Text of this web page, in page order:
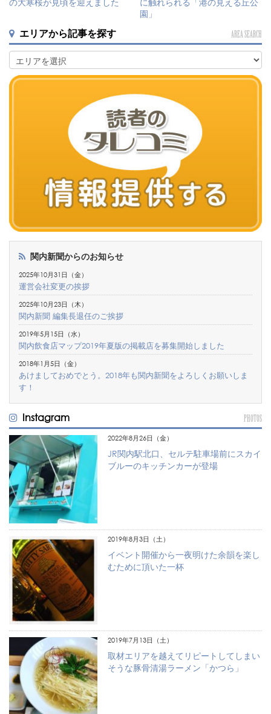
に触れられる「港の見える丘公
園」
エリアから記事を探す AREA SEARCH
関内新聞からのお知らせ
2025年10月31日（金）
運営会社変更の挨拶
2025年10月23日（木）
関内新聞 編集長退任のご挨拶
2019年5月15日（水）
関内飲食店マップ2019年夏版の掲載店を募集開始しました
2018年1月5日（金）
あけましておめでとう。2018年も関内新聞をよろしくお願いしま
す！
Instagram PHOTOS
2022年8月26日（金）
JR関内駅北口、セルテ駐車場前にスカイ
ブルーのキッチンカーが登場
2019年8月3日（土）
イベント開催から一夜明けた余韻を楽し
むために頂いた一杯
2019年7月13日（土）
取材エリアを越えてリピートしてしまい
そうな豚骨清湯ラーメン「かつら」